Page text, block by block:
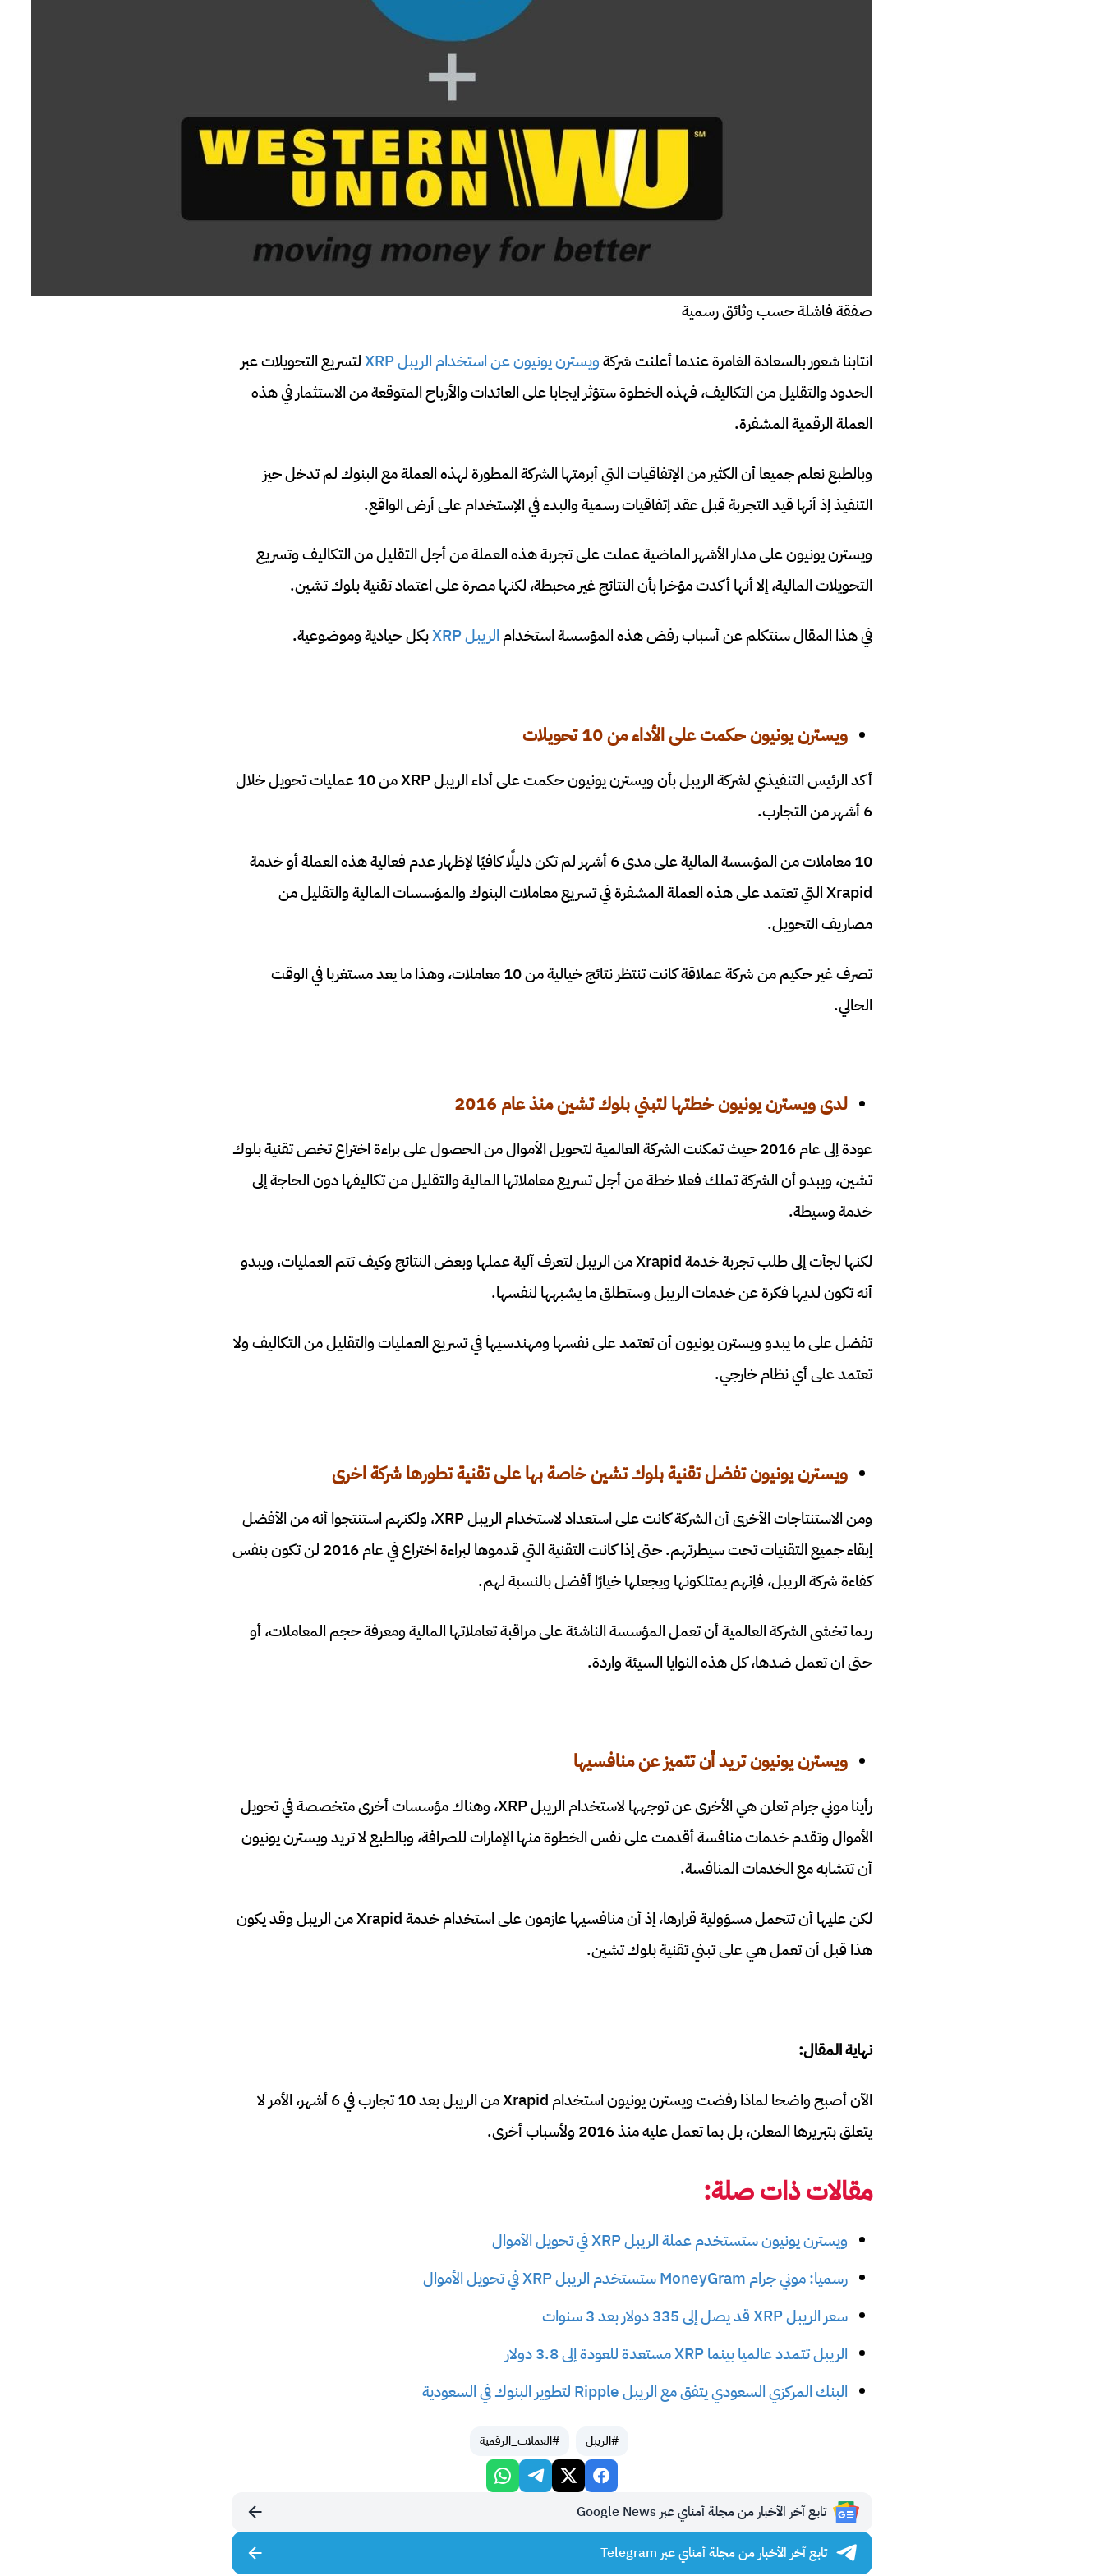
صفقة فاشلة حسب وثائق رسمية
انتابنا شعور بالسعادة الغامرة عندما أعلنت شركةويسترن يونيون عن استخدام الريبل XRP
لتسريع التحويلات عبر
الحدود والتقليل من التكاليف، فهذه الخطوة ستؤثر ايجابا على العائدات والأرباح المتوقعة من الاستثمار في هذه
العملة الرقمية المشفرة.
وبالطبع نعلم جميعا أن الكثير من الإتفاقيات التي أبرمتها الشركة المطورة لهذه العملة مع البنوك لم تدخل حيز
التنفيذ إذ أنها قيد التجربة قبل عقد إتفاقيات رسمية والبدء في الإستخدام على أرض الواقع.
ويسترن يونيون على مدار الأشهر الماضية عملت على تجربة هذه العملة من أجل التقليل من التكاليف وتسريع
التحويلات المالية، إلا أنها أكدت مؤخرا بأن النتائج غير محبطة، لكنها مصرة على اعتماد تقنية بلوك تشين.
في هذا المقال سنتكلم عن أسباب رفض هذه المؤسسة استخدام الريبل XRP بكل حيادية وموضوعية.
ويسترن يونيون حكمت على الأداء من 10 تحويلات
أكد الرئيس التنفيذي لشركة الريبل بأن ويسترن يونيون حكمت على أداء الريبل XRP من 10 عمليات تحويل خلال
6 أشهر من التجارب.
10 معاملات من المؤسسة المالية على مدى 6 أشهر لم تكن دليلًا كافيًا لإظهار عدم فعالية هذه العملة أو خدمة
Xrapid التي تعتمد على هذه العملة المشفرة في تسريع معاملات البنوك والمؤسسات المالية والتقليل من
مصاريف التحويل.
تصرف غير حكيم من شركة عملاقة كانت تنتظر نتائج خيالية من 10 معاملات، وهذا ما يعد مستغربا في الوقت
الحالي.
لدى ويسترن يونيون خطتها لتبني بلوك تشين منذ عام 2016
عودة إلى عام 2016 حيث تمكنت الشركة العالمية لتحويل الأموال من الحصول على براءة اختراع تخص تقنية بلوك
تشين، ويبدو أن الشركة تملك فعلا خطة من أجل تسريع معاملاتها المالية والتقليل من تكاليفها دون الحاجة إلى
خدمة وسيطة.
لكنها لجأت إلى طلب تجربة خدمة Xrapid من الريبل لتعرف آلية عملها وبعض النتائج وكيف تتم العمليات، ويبدو
أنه تكون لديها فكرة عن خدمات الريبل وستطلق ما يشبهها لنفسها.
تفضل على ما يبدو ويسترن يونيون أن تعتمد على نفسها ومهندسيها في تسريع العمليات والتقليل من التكاليف ولا
تعتمد على أي نظام خارجي.
ويسترن يونيون تفضل تقنية بلوك تشين خاصة بها على تقنية تطورها شركة اخرى
ومن الاستنتاجات الأخرى أن الشركة كانت على استعداد لاستخدام الريبل XRP، ولكنهم استنتجوا أنه من الأفضل
إبقاء جميع التقنيات تحت سيطرتهم. حتى إذا كانت التقنية التي قدموها لبراءة اختراع في عام 2016 لن تكون بنفس
كفاءة شركة الريبل، فإنهم يمتلكونها ويجعلها خيارًا أفضل بالنسبة لهم.
ربما تخشى الشركة العالمية أن تعمل المؤسسة الناشئة على مراقبة تعاملاتها المالية ومعرفة حجم المعاملات، أو
حتى ان تعمل ضدها، كل هذه النوايا السيئة واردة.
ويسترن يونيون تريد أن تتميز عن منافسيها
رأينا موني جرام تعلن هي الأخرى عن توجهها لاستخدام الريبل XRP، وهناك مؤسسات أخرى متخصصة في تحويل
الأموال وتقدم خدمات منافسة أقدمت على نفس الخطوة منها الإمارات للصرافة، وبالطبع لا تريد ويسترن يونيون
أن تتشابه مع الخدمات المنافسة.
لكن عليها أن تتحمل مسؤولية قرارها، إذ أن منافسيها عازمون على استخدام خدمة Xrapid من الريبل وقد يكون
هذا قبل أن تعمل هي على تبني تقنية بلوك تشين.
نهاية المقال:
الآن أصبح واضحا لماذا رفضت ويسترن يونيون استخدام Xrapid من الريبل بعد 10 تجارب في 6 أشهر، الأمر لا
يتعلق بتبريرها المعلن، بل بما تعمل عليه منذ 2016 ولأسباب أخرى.
مقالات ذات صلة:
ويسترن يونيون ستستخدم عملة الريبل XRP في تحويل الأموال
رسميا: موني جرام MoneyGram ستستخدم الريبل XRP في تحويل الأموال
سعر الريبل XRP قد يصل إلى 335 دولار بعد 3 سنوات
الريبل تتمدد عالميا بينما XRP مستعدة للعودة إلى 3.8 دولار
البنك المركزي السعودي يتفق مع الريبل Ripple لتطوير البنوك في السعودية
#الريبل #العملات_الرقمية
تابع آخر الأخبار من مجلة أمناي عبر Google News
تابع آخر الأخبار من مجلة أمناي عبر Telegram